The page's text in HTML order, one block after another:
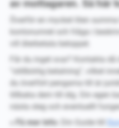
av mottagaren. Så här
Överför en mycket liten
kontonumret och fråga i
vill återbetala beloppet.
Får du inget svar? Kontakta
”otillbörlig betalning”, vilket
du överfört pengarna till är
tillbaka dem till dig. Din egen
nästa steg och eventuellt
» Få mer info:
Din Guide till